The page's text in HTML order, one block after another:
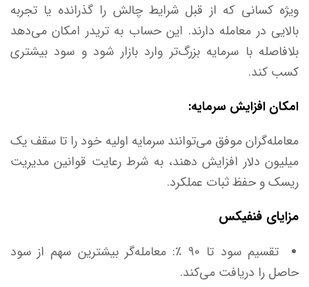
ویژه کسانی که از قبل شرایط چالش را گذرانده یا تجربه
بالایی در معامله دارند. این حساب به تریدر امکان می‌دهد
بلافاصله با سرمایه بزرگ‌تر وارد بازار شود و سود بیشتری
کسب کند.
امکان افزایش سرمایه:
معامله‌گران موفق می‌توانند سرمایه اولیه خود را تا سقف یک
میلیون دلار افزایش دهند، به شرط رعایت قوانین مدیریت
ریسک و حفظ ثبات عملکرد.
مزایای فنفیکس
تقسیم سود تا ۹۰ ٪: معامله‌گر بیشترین سهم از سود
حاصل را دریافت می‌کند.